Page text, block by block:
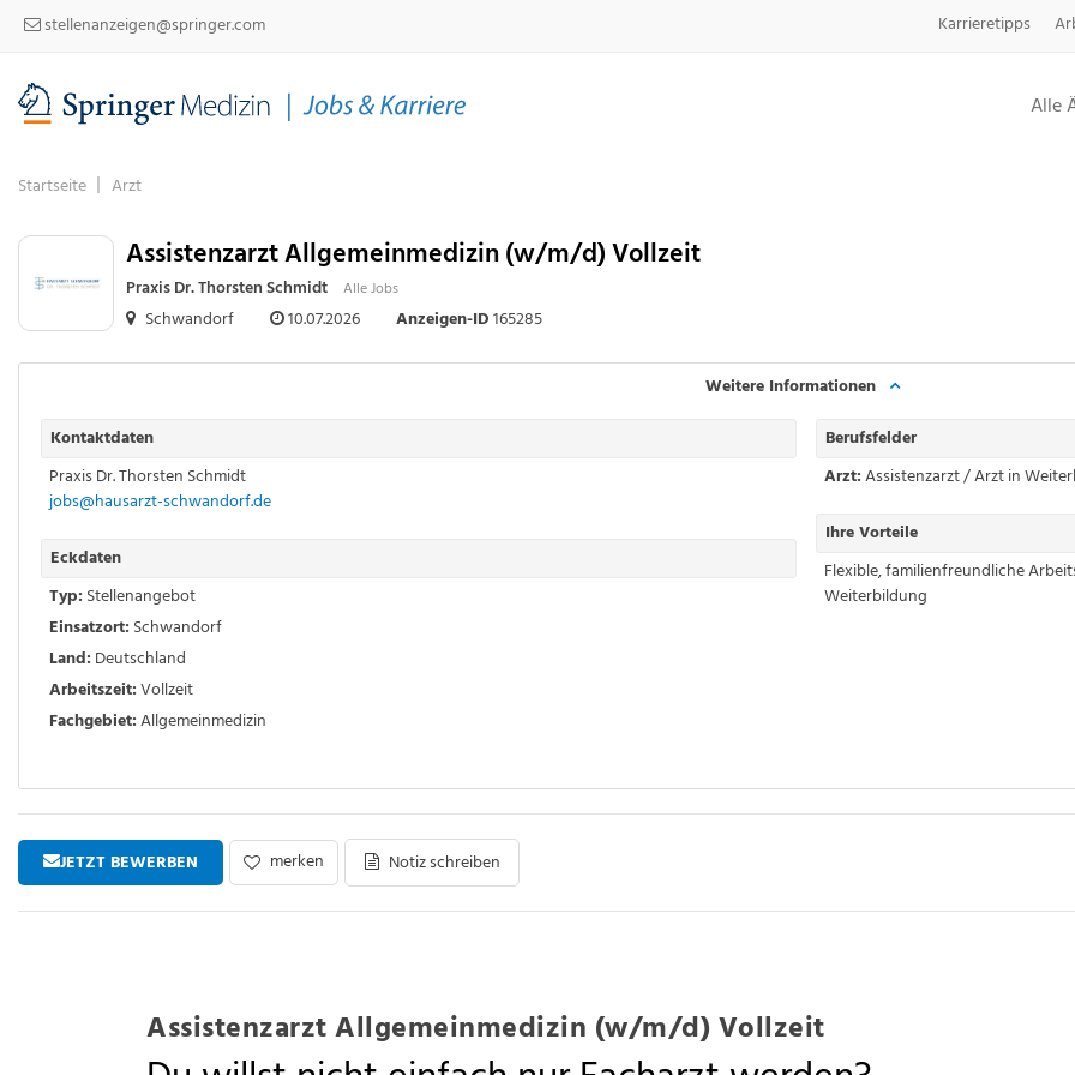
stellenanzeigen@springer.com Karrieretipps
Alle
Startseite Arzt
Assistenzarzt Allgemeinmedizin (w/m/d) Vollzeit
Praxis Dr. Thorsten Schmidt Alle Jobs
Schwandorf 10.07.2026 Anzeigen-ID165285
Weitere Informationen
Kontaktdaten
Praxis Dr. Thorsten Schmidt
jobs@hausarzt-schwandorf.de
Eckdaten
Typ: Stellenangebot
Einsatzort: Schwandorf
Land: Deutschland
Arbeitszeit:Vollzeit
Fachgebiet:Allgemeinmedizin
Berufsfelder
Arzt:Assistenzarzt / Arzt in
Ihre Vorteile
Flexible, familienfreundliche
Weiterbildung
JETZT BEWERBEN merken Notiz schreiben
Assistenzarzt Allgemeinmedizin (w/m/d) Vollzeit